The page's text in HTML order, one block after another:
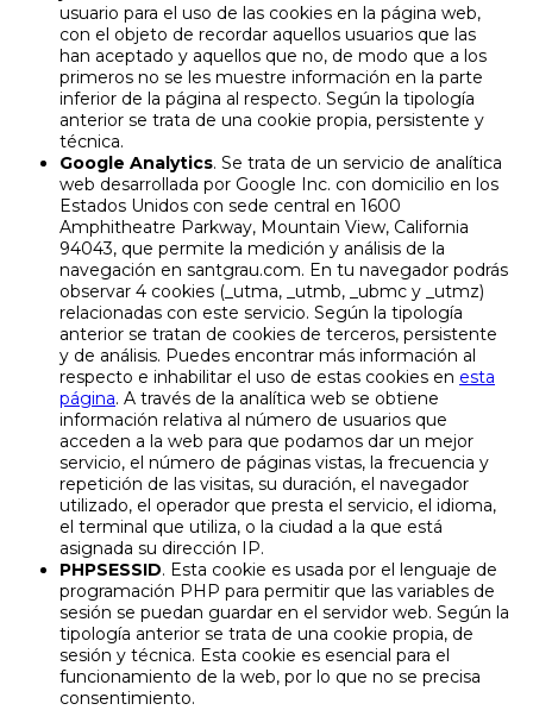
usuario para el uso de las cookies en la página web,
con el objeto de recordar aquellos usuarios que las
han aceptado y aquellos que no, de modo que a los
primeros no se les muestre información en la parte
inferior de la página al respecto. Según la tipología
anterior se trata de una cookie propia, persistente y
técnica.
Google Analytics. Se trata de un servicio de analítica
web desarrollada por Google Inc. con domicilio en los
Estados Unidos con sede central en 1600
Amphitheatre Parkway, Mountain View, California
94043, que permite la medición y análisis de la
navegación en santgrau.com. En tu navegador podrás
observar 4 cookies (_utma, _utmb, _ubmc y _utmz)
relacionadas con este servicio. Según la tipología
anterior se tratan de cookies de terceros, persistente
y de análisis. Puedes encontrar más información al
respecto e inhabilitar el uso de estas cookies en esta
página. A través de la analítica web se obtiene
información relativa al número de usuarios que
acceden a la web para que podamos dar un mejor
servicio, el número de páginas vistas, la frecuencia y
repetición de las visitas, su duración, el navegador
utilizado, el operador que presta el servicio, el idioma,
el terminal que utiliza, o la ciudad a la que está
asignada su dirección IP.
PHPSESSID. Esta cookie es usada por el lenguaje de
programación PHP para permitir que las variables de
sesión se puedan guardar en el servidor web. Según la
tipología anterior se trata de una cookie propia, de
sesión y técnica. Esta cookie es esencial para el
funcionamiento de la web, por lo que no se precisa
consentimiento.